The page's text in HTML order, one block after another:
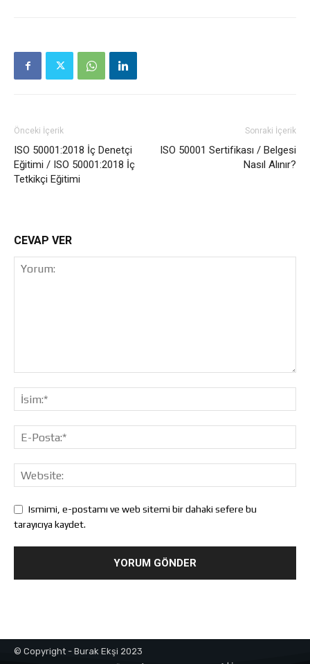
Önceki İçerik
ISO 50001:2018 İç Denetçi
Eğitimi / ISO 50001:2018 İç
Tetkikçi Eğitimi
Sonraki İçerik
ISO 50001 Sertifikası / Belgesi
Nasıl Alınır?
CEVAP VER
Ismimi, e-postamı ve web sitemi bir dahaki sefere bu
tarayıcıya kaydet.
© Copyright - Burak Ekşi 2023